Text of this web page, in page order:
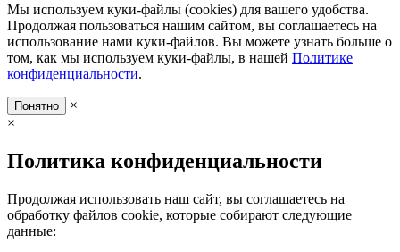
Мы используем куки-файлы (cookies) для вашего удобства.
Продолжая пользоваться нашим сайтом, вы соглашаетесь на
использование нами куки-файлов. Вы можете узнать больше о
том, как мы используем куки-файлы, в нашей Политике
конфиденциальности.
Понятно
×
×
Политика конфиденциальности
Продолжая использовать наш сайт, вы соглашаетесь на
обработку файлов cookie, которые собирают следующие
данные: